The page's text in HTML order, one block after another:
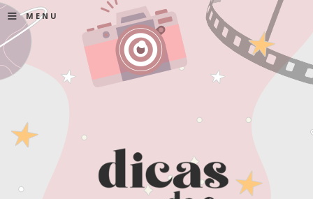
≡ MENU